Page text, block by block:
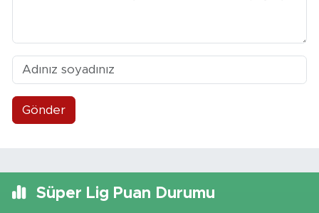
Gönder
Süper Lig Puan Durumu